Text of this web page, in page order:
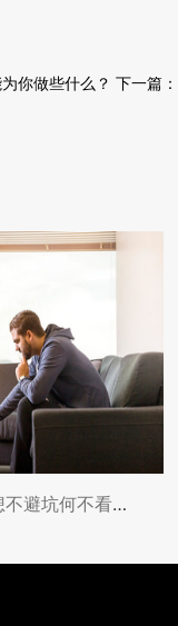
你做些什么？ 下一篇：
短视频代运营要想不避坑何不看一下这篇文章